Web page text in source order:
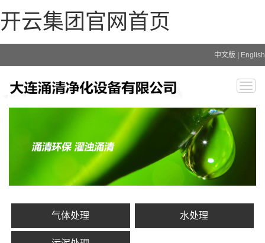
开云集团官网首页
中文版 English
气体处理 水处理